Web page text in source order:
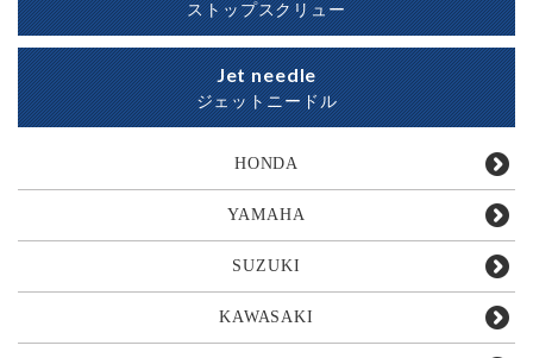
ストップスクリュー
Jet needle
ジェットニードル
HONDA
YAMAHA
SUZUKI
KAWASAKI